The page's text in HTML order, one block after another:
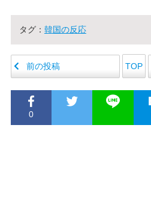
タグ： 韓国の反応
前の投稿 TOP
0